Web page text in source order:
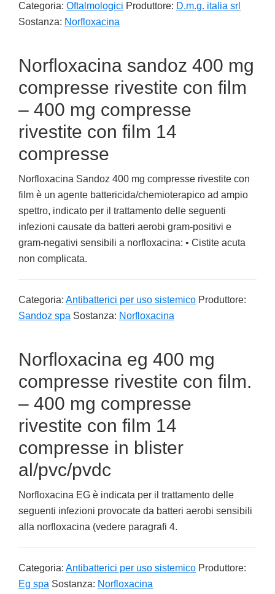
Categoria: Oftalmologici Produttore: D.m.g. italia srl
Sostanza: Norfloxacina
Norfloxacina sandoz 400 mg
compresse rivestite con film
– 400 mg compresse
rivestite con film 14
compresse
Norfloxacina Sandoz 400 mg compresse rivestite con
film è un agente battericida/chemioterapico ad ampio
spettro, indicato per il trattamento delle seguenti
infezioni causate da batteri aerobi gram-positivi e
gram-negativi sensibili a norfloxacina: • Cistite acuta
non complicata.
Categoria: Antibatterici per uso sistemico Produttore:
Sandoz spa Sostanza: Norfloxacina
Norfloxacina eg 400 mg
compresse rivestite con film.
– 400 mg compresse
rivestite con film 14
compresse in blister
al/pvc/pvdc
Norfloxacina EG è indicata per il trattamento delle
seguenti infezioni provocate da batteri aerobi sensibili
alla norfloxacina (vedere paragrafi 4.
Categoria: Antibatterici per uso sistemico Produttore:
Eg spa Sostanza: Norfloxacina